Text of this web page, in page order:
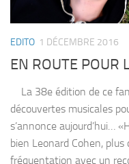
EDITO 1 DÉCEMBRE 2016
EN ROUTE POUR
La 38e édition de ce
découvertes musicales
s’annonce aujourd’hui…
bien Leonard Cohen,
fréquentation avec un